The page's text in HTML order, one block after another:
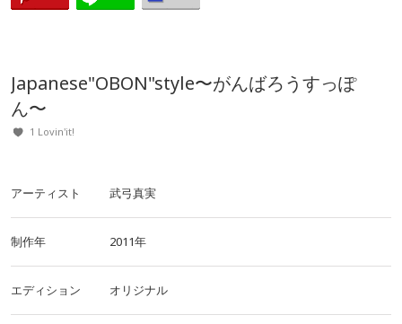
Japanese"OBON"style〜がんばろうすっぽ
ん〜
1 Lovin'it!
アーティスト 武弓真実
制作年 2011年
エディション オリジナル